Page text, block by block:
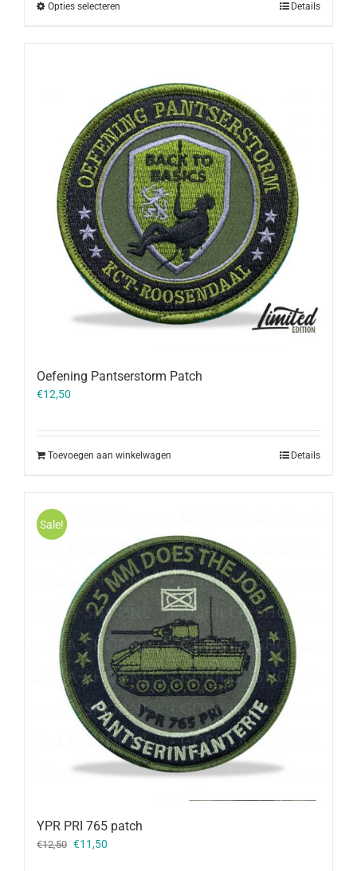
Opties selecteren Details
Oefening Pantserstorm Patch
€12,50
Toevoegen aan winkelwagen Details
Sale!
YPR PRI 765 patch
€12,50 Oorspronkelijke
€11,50